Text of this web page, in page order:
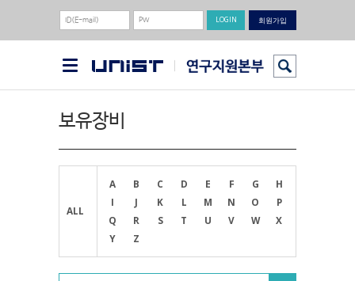
회원가입
보유장비
ALL
A B C D E F G
H
I
J K L M N O
P
Q
R S T U V W
X
Y
Z